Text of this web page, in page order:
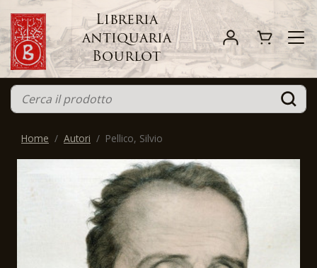
Libreria
antiquaria
Bourlot
Home Autori Pellico, Silvio